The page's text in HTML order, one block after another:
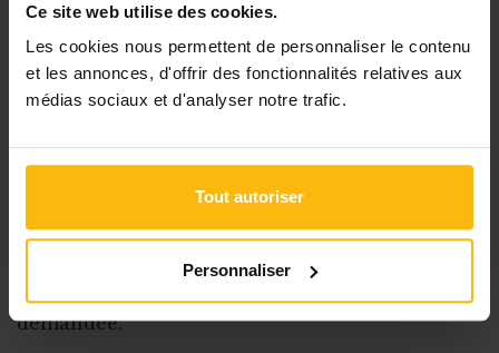
Ce site web utilise des cookies.
Les cookies nous permettent de personnaliser le contenu
et les annonces, d'offrir des fonctionnalités relatives aux
médias sociaux et d'analyser notre trafic.
Tout autoriser
Personnaliser
Le contrat a une durée maximum d’un an et ne
peut être renouvelé plus de trois fois avec la
même ASBL. De plus, la nouvelle loi étant
dépasser le 31/12/2021.
Enfin, une association qui engage des
travailleurs associatifs doit verser une
contribution sociale de 10% à l’ONSS. Quant
demandée.